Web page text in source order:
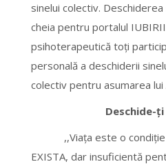
sinelui colectiv.
cheia pentru portalul
psihoterapeutică toți
personală a deschiderii
colectiv pentru asumarea lui
Deschide-
,,Viața este o condiție
EXISTA, dar insuficientă